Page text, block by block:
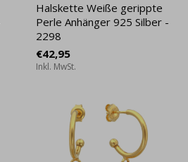
Halskette Weiße gerippte
Perle Anhänger 925 Silber -
2298
€42,95
Inkl. MwSt.